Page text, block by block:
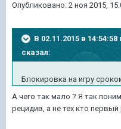
Опубликовано: 2 ноя 2015,
В 02.11.2015 в
сказал:
Блокировка на игру
А чего так мало ? Я так
рецидив, а не тех кто